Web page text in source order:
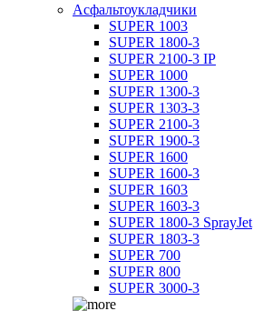
Асфальтоукладчики
SUPER 1003
SUPER 1800-3
SUPER 2100-3 IP
SUPER 1000
SUPER 1300-3
SUPER 1303-3
SUPER 2100-3
SUPER 1900-3
SUPER 1600
SUPER 1600-3
SUPER 1603
SUPER 1603-3
SUPER 1800-3 SprayJet
SUPER 1803-3
SUPER 700
SUPER 800
SUPER 3000-3